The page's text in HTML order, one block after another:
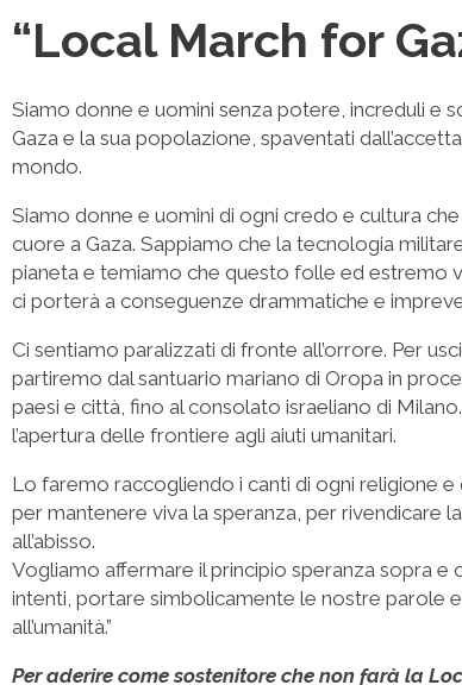
“Local March for
Siamo donne e uomini senza potere, increduli e
Gaza e la sua popolazione, spaventati
mondo.
Siamo donne e uomini di ogni credo e cultura
cuore a Gaza. Sappiamo che la tecnologia
pianeta e temiamo che questo folle ed estremo
ci porterà a conseguenze drammatiche e
Ci sentiamo paralizzati di fronte all’orrore. Per
partiremo dal santuario mariano di Oropa in
paesi e città, fino al consolato israeliano di
l’apertura delle frontiere agli aiuti umanitari.
Lo faremo raccogliendo i canti di ogni religione
per mantenere viva la speranza, per rivendicare
all’abisso.
Vogliamo affermare il principio speranza sopra
intenti, portare simbolicamente le nostre parole
all’umanità.”
Per aderire come sostenitore che non farà la